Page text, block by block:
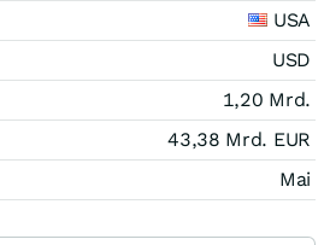
USA
USD
1,20 Mrd.
43,38 Mrd. EUR
Mai